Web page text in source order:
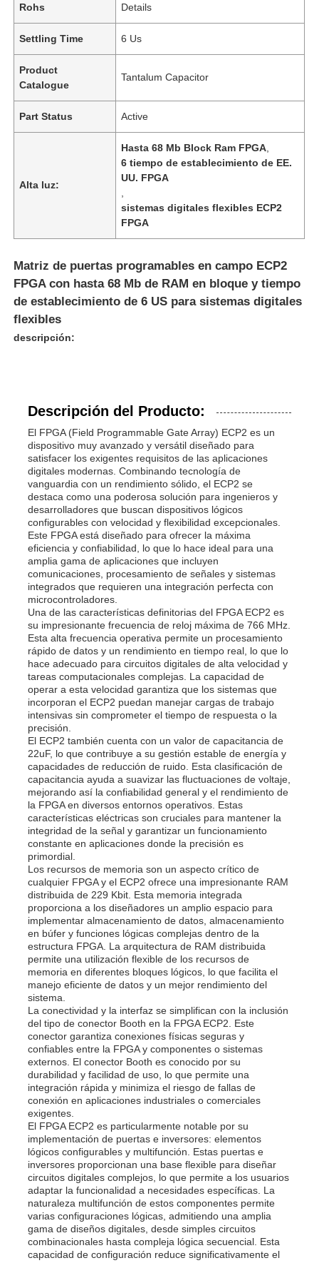
En casa
Productos
Los vídeos
Sobre nosotros
Recorrido por la fábrica
Control de Calidad
Contáctenos
Noticias
Casos de trabajo
Array de puertas programables de campo FPGA
Rohs Details
Settling Time 6 Us
Product
Catalogue
Tantalum Capacitor
Part Status Active
Alta luz:
Hasta 68 Mb Block Ram FPGA
6 tiempo de establecimiento de EE.
UU. FPGA
sistemas digitales flexibles ECP2
FPGA
Matriz de puertas programables en campo ECP2
FPGA con hasta 68 Mb de RAM en bloque y tiempo
de establecimiento de 6 US para sistemas digitales
flexibles
descripción:
Descripción del Producto:
El FPGA (Field Programmable Gate Array) ECP2 es un
dispositivo muy avanzado y versátil diseñado para
satisfacer los exigentes requisitos de las aplicaciones
digitales modernas. Combinando tecnología de
vanguardia con un rendimiento sólido, el ECP2 se
destaca como una poderosa solución para ingenieros y
desarrolladores que buscan dispositivos lógicos
configurables con velocidad y flexibilidad excepcionales.
Este FPGA está diseñado para ofrecer la máxima
eficiencia y confiabilidad, lo que lo hace ideal para una
amplia gama de aplicaciones que incluyen
comunicaciones, procesamiento de señales y sistemas
integrados que requieren una integración perfecta con
microcontroladores.
Una de las características definitorias del FPGA ECP2 es
su impresionante frecuencia de reloj máxima de 766 MHz.
Esta alta frecuencia operativa permite un procesamiento
rápido de datos y un rendimiento en tiempo real, lo que lo
hace adecuado para circuitos digitales de alta velocidad y
tareas computacionales complejas. La capacidad de
operar a esta velocidad garantiza que los sistemas que
incorporan el ECP2 puedan manejar cargas de trabajo
intensivas sin comprometer el tiempo de respuesta o la
precisión.
El ECP2 también cuenta con un valor de capacitancia de
22uF, lo que contribuye a su gestión estable de energía y
capacidades de reducción de ruido. Esta clasificación de
capacitancia ayuda a suavizar las fluctuaciones de voltaje,
mejorando así la confiabilidad general y el rendimiento de
la FPGA en diversos entornos operativos. Estas
características eléctricas son cruciales para mantener la
integridad de la señal y garantizar un funcionamiento
constante en aplicaciones donde la precisión es
primordial.
Los recursos de memoria son un aspecto crítico de
cualquier FPGA y el ECP2 ofrece una impresionante RAM
distribuida de 229 Kbit. Esta memoria integrada
proporciona a los diseñadores un amplio espacio para
implementar almacenamiento de datos, almacenamiento
en búfer y funciones lógicas complejas dentro de la
estructura FPGA. La arquitectura de RAM distribuida
permite una utilización flexible de los recursos de
memoria en diferentes bloques lógicos, lo que facilita el
manejo eficiente de datos y un mejor rendimiento del
sistema.
La conectividad y la interfaz se simplifican con la inclusión
del tipo de conector Booth en la FPGA ECP2. Este
conector garantiza conexiones físicas seguras y
confiables entre la FPGA y componentes o sistemas
externos. El conector Booth es conocido por su
durabilidad y facilidad de uso, lo que permite una
integración rápida y minimiza el riesgo de fallas de
conexión en aplicaciones industriales o comerciales
exigentes.
El FPGA ECP2 es particularmente notable por su
implementación de puertas e inversores: elementos
lógicos configurables y multifunción. Estas puertas e
inversores proporcionan una base flexible para diseñar
circuitos digitales complejos, lo que permite a los usuarios
adaptar la funcionalidad a necesidades específicas. La
naturaleza multifunción de estos componentes permite
varias configuraciones lógicas, admitiendo una amplia
gama de diseños digitales, desde simples circuitos
combinacionales hasta compleja lógica secuencial. Esta
capacidad de configuración reduce significativamente el